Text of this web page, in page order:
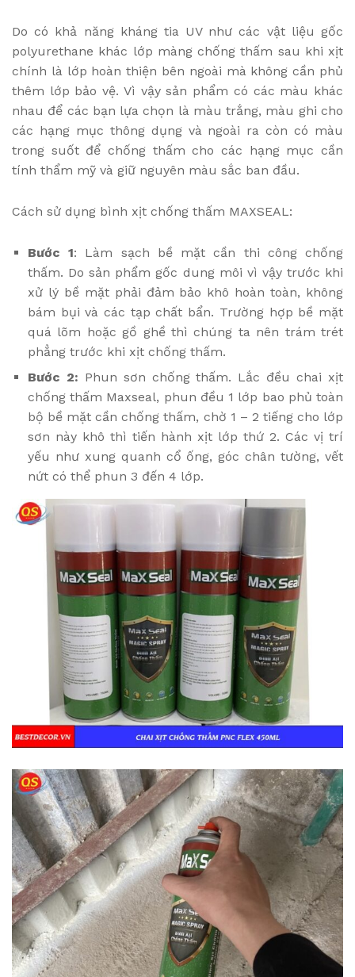
Do có khả năng kháng tia UV như các vật liệu gốc
polyurethane khác lớp màng chống thấm sau khi xịt
chính là lớp hoàn thiện bên ngoài mà không cần phủ
thêm lớp bảo vệ. Vì vậy sản phẩm có các màu khác
nhau để các bạn lựa chọn là màu trắng, màu ghi cho
các hạng mục thông dụng và ngoài ra còn có màu
trong suốt để chống thấm cho các hạng mục cần
tính thẩm mỹ và giữ nguyên màu sắc ban đầu.
Cách sử dụng bình xịt chống thấm MAXSEAL:
Bước 1: Làm sạch bề mặt cần thi công chống
thấm. Do sản phẩm gốc dung môi vì vậy trước khi
xử lý bề mặt phải đảm bảo khô hoàn toàn, không
bám bụi và các tạp chất bẩn. Trường hợp bề mặt
quá lõm hoặc gồ ghề thì chúng ta nên trám trét
phẳng trước khi xịt chống thấm.
Bước 2: Phun sơn chống thấm. Lắc đều chai xịt
chống thấm Maxseal, phun đều 1 lớp bao phủ toàn
bộ bề mặt cần chống thấm, chờ 1 – 2 tiếng cho lớp
sơn này khô thì tiến hành xịt lớp thứ 2. Các vị trí
yếu như xung quanh cổ ống, góc chân tường, vết
nứt có thể phun 3 đến 4 lớp.